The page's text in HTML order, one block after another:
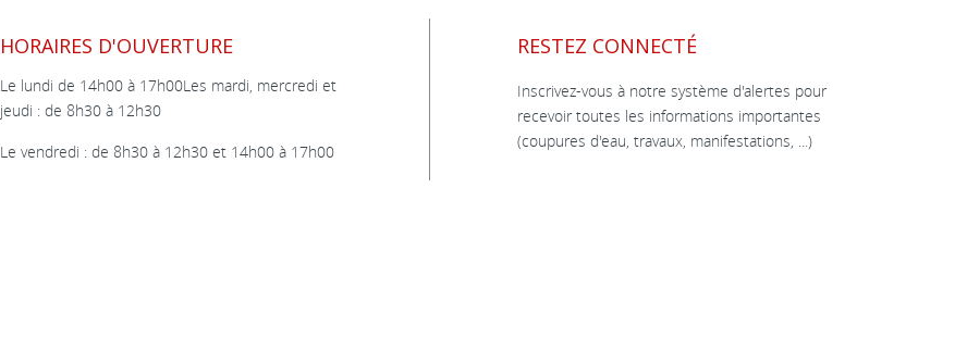
HORAIRES D'OUVERTURE
Le lundi de 14h00 à 17h00Les mardi, mercredi et
jeudi : de 8h30 à 12h30
Le vendredi : de 8h30 à 12h30 et 14h00 à 17h00
RESTEZ CONNECTÉ
Inscrivez-vous à notre système d'alertes pour
recevoir toutes les informations importantes
(coupures d'eau, travaux, manifestations, ...)